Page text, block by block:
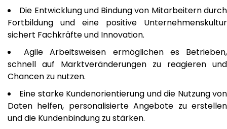
Die Entwicklung und Bindung von Mitarbeitern durch
Fortbildung und eine positive Unternehmenskultur
sichert Fachkräfte und Innovation.
Agile Arbeitsweisen ermöglichen es Betrieben,
schnell auf Marktveränderungen zu reagieren und
Chancen zu nutzen.
Eine starke Kundenorientierung und die Nutzung von
Daten helfen, personalisierte Angebote zu erstellen
und die Kundenbindung zu stärken.